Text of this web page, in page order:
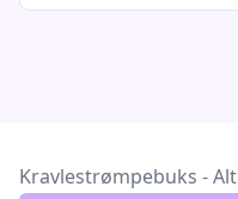
Kravlestrømpebuks -